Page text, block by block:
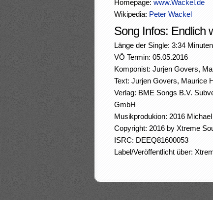
Homepage: www.Wackel.de
Wikipedia: Peter Wackel
Song Infos: Endlich
Länge der Single: 3:34 Minuten
VÖ Termin: 05.05.2016
Komponist: Jurjen Govers,
Text: Jurjen Govers, Maurice
Verlag: BME Songs B.V.
GmbH
Musikprodukion: 2016
Copyright: 2016 by Xtreme
ISRC: DEEQ81600053
Label/Veröffentlicht über: